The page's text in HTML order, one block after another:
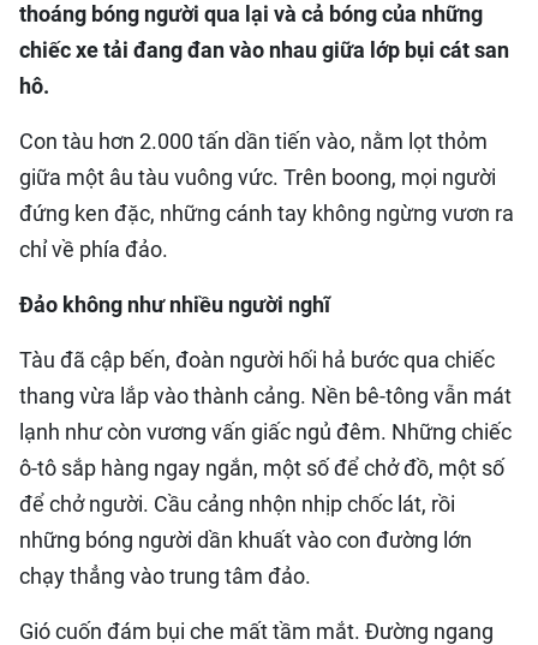
NHÂN DÂN ĐIỆN TỬ
NHÂN DÂN HẰNG THÁNG
NHÂN DÂN CUỐI TUẦN
thoáng bóng người qua lại và cả bóng của những
chiếc xe tải đang đan vào nhau giữa lớp bụi cát san
hô.
Con tàu hơn 2.000 tấn dần tiến vào, nằm lọt thỏm
giữa một âu tàu vuông vức. Trên boong, mọi người
đứng ken đặc, những cánh tay không ngừng vươn ra
chỉ về phía đảo.
Đảo không như nhiều người nghĩ
Tàu đã cập bến, đoàn người hối hả bước qua chiếc
thang vừa lắp vào thành cảng. Nền bê-tông vẫn mát
lạnh như còn vương vấn giấc ngủ đêm. Những chiếc
ô-tô sắp hàng ngay ngắn, một số để chở đồ, một số
để chở người. Cầu cảng nhộn nhịp chốc lát, rồi
những bóng người dần khuất vào con đường lớn
chạy thẳng vào trung tâm đảo.
Gió cuốn đám bụi che mất tầm mắt. Đường ngang